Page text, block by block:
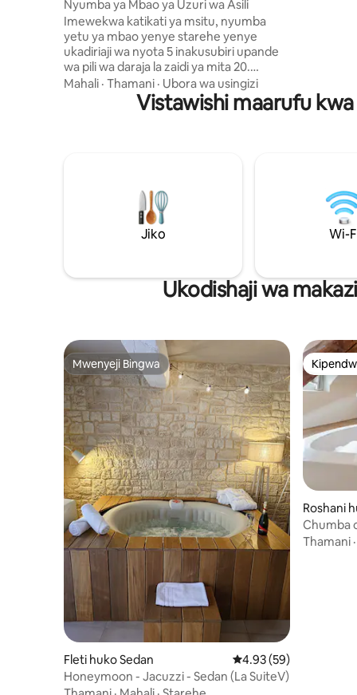
Nyumba ya Mbao ya Uzuri wa Asili
Imewekwa katikati ya msitu, nyumba
yetu ya mbao yenye starehe yenye
ukadiriaji wa nyota 5 inakusubiri upande
wa pili wa daraja la zaidi ya mita 20.
Hakuna majirani hapa. Dirisha la kioo
lenye kioo linakupa mwonekano usio na
kizuizi wa mandhari tulivu na ya
wanyama au kutazama filamu kwenye
projekta yetu ya juu.. na kwa anga yetu
yenye nyota, ni kama kulala chini ya
Mahali · Thamani · Ubora wa usingizi
Vistawishi maarufu
Jiko Wi-
Ukodishaji wa
Mwenyeji Bingwa
Mwenyeji Bingwa
Fleti huko Sedan Ukadiriaji wa wastani
4.93 (59)
Honeymoon - Jacuzzi - Sedan (La SuiteV)
Roshani
ières
Chumba
Kabisa
Thamani ·